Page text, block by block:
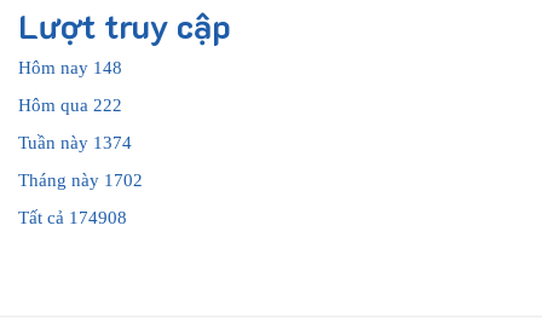
Lượt truy cập
Hôm nay 148
Hôm qua 222
Tuần này 1374
Tháng này 1702
Tất cả 174908